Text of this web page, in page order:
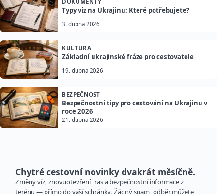
DOKUMENTY
Typy víz na Ukrajinu: Které potřebujete?
3. dubna 2026
KULTURA
Základní ukrajinské fráze pro cestovatele
19. dubna 2026
BEZPEČNOST
Bezpečnostní tipy pro cestování na Ukrajinu v
roce 2026
21. dubna 2026
Chytré cestovní novinky dvakrát měsíčně.
Změny víz, znovuotevření tras a bezpečnostní informace z
terénu — přímo do vaší schránky. Žádný spam, odběr můžete